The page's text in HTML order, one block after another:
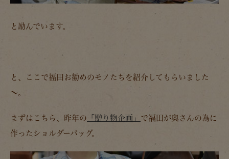
と励んでいます。
と、ここで福田お勧めのモノたちを紹介してもらいました
～。
まずはこちら、昨年の 「贈り物企画」 で福田が奥さんの為に
作ったショルダーバッグ。